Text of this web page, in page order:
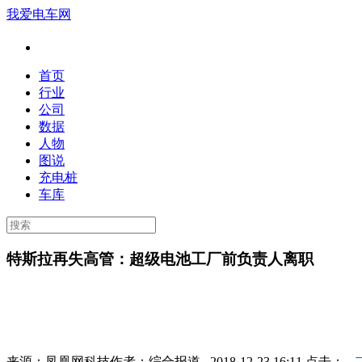
我爱电车网
首页
行业
公司
数据
人物
图说
充电桩
车库
特斯拉再失高管：超级电池工厂前负责人离职